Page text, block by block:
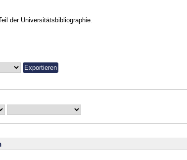
der Universitätsbibliographie.